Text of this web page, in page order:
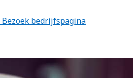
Bezoek bedrijfspagina